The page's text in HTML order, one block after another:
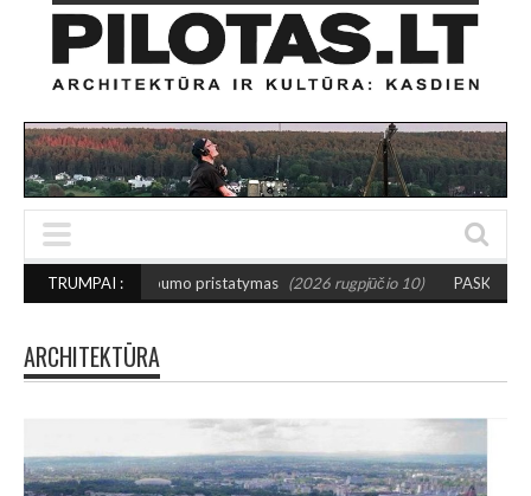
TRUMPAI :
pristatymas (2026 rugpjūčio 10) PASKATA KURTI DRĄSIAU:
ARCHITEKTŪRA